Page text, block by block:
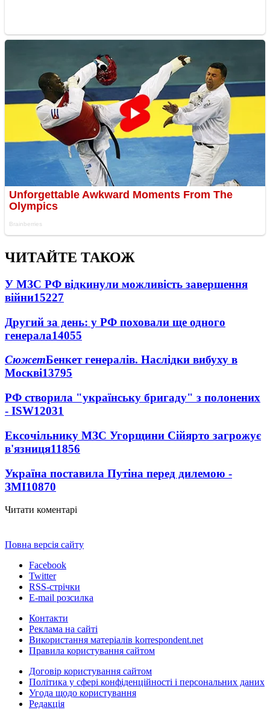
ЧИТАЙТЕ ТАКОЖ
У МЗС РФ відкинули можливість завершення
війни15227
Другий за день: у РФ поховали ще одного
генерала14055
СюжетБенкет генералів. Наслідки вибуху в
Москві13795
РФ створила "українську бригаду" з полонених
- ISW12031
Ексочільнику МЗС Угорщини Сійярто загрожує
в'язниця11856
Україна поставила Путіна перед дилемою -
ЗМІ10870
Читати коментарі
Повна версія сайту
Facebook
Twitter
RSS-стрічки
E-mail розсилка
Контакти
Реклама на сайті
Використання матеріалів korrespondent.net
Правила користування сайтом
Договір користування сайтом
Політика у сфері конфіденційності і персональних даних
Угода щодо користування
Редакція